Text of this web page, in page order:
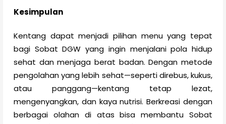
Kesimpulan
Kentang dapat menjadi pilihan menu yang tepat
bagi Sobat DGW yang ingin menjalani pola hidup
sehat dan menjaga berat badan. Dengan metode
pengolahan yang lebih sehat—seperti direbus, kukus,
atau panggang—kentang tetap lezat,
mengenyangkan, dan kaya nutrisi. Berkreasi dengan
berbagai olahan di atas bisa membantu Sobat